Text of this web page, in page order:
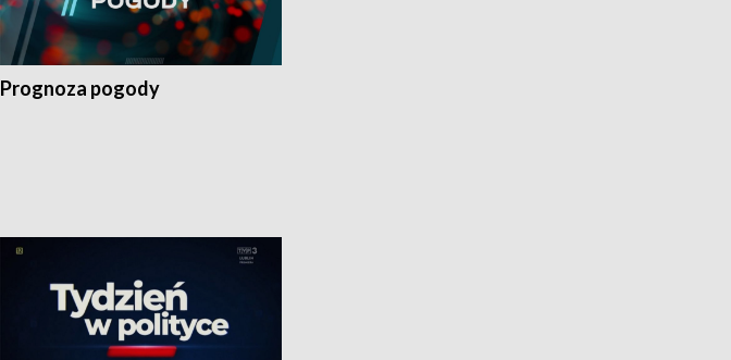
Prognoza pogody